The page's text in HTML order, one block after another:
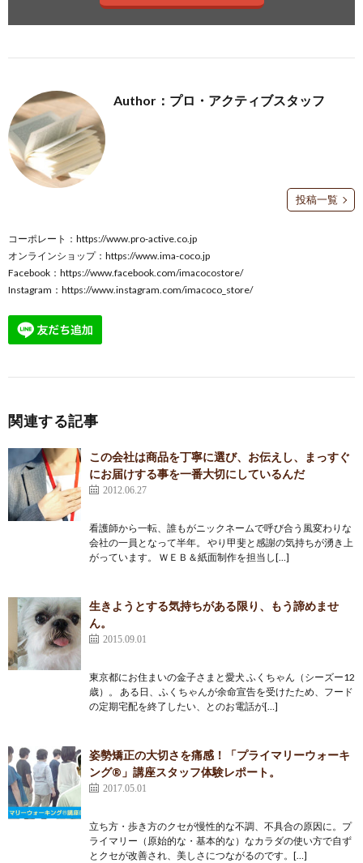
Author：プロ・アクティブスタッフ
投稿一覧
コーポレート： https://www.pro-active.co.jp
オンラインショップ： https://www.ima-coco.jp
Facebook： https://www.facebook.com/imacocostore/
Instagram： https://www.instagram.com/imacoco_store/
関連する記事
この会社は商品を丁寧に選び、お伝えし、まっすぐ
にお届けする事を一番大切にしているんだ
2012.06.27
看護師から一転、誰もがニックネームで呼び合う風変わりな
会社の一員となって半年。 やり甲斐と感謝の気持ちが湧き上
がっています。 ＷＥＢ＆紙面制作を担当し[…]
生きようとする気持ちがある限り、もう諦めませ
ん。
2015.09.01
東京都にお住まいの金子さまと愛犬 ふくちゃん（シーズー12
歳）。 ある日、ふくちゃんが余命宣告を受けたため、フード
の定期宅配を終了したい、とのお電話が[…]
姿勢矯正の大切さを痛感！「プライマリーウォーキ
ング®」講座スタッフ体験レポート。
2017.05.01
立ち方・歩き方のクセが慢性的な不調、不具合の原因に。プ
ライマリー（原始的な・基本的な）なカラダの使い方で自ず
とクセが改善され、美しさにつながるのです。[…]